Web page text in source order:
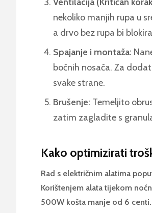
nekoliko manjih rupa u
a drvo bez rupa bi
Spajanje i montaža:
bočnih nosača. Za
svake strane.
Brušenje: Temeljito
zatim zagladite s
Kako optimizirati
Rad s električnim alatima
Korištenjem alata tijekom
500W košta manje od 6 centi.